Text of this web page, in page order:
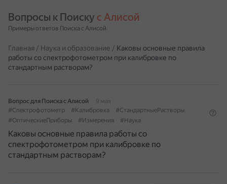
Вопросы к Поиску с Алисой
Примеры ответов Поиска с Алисой
Главная / Наука и образование / Каковы основные правила
работы со спектрофотометром при калибровке по
стандартным растворам?
Вопрос для Поиска с Алисой
9 мая
#Спектрофотометр
#Калибровка
#СтандартныеРастворы
#ОптическиеПриборы
#Измерения #Наука
Каковы основные правила работы со
спектрофотометром при калибровке по
стандартным растворам?